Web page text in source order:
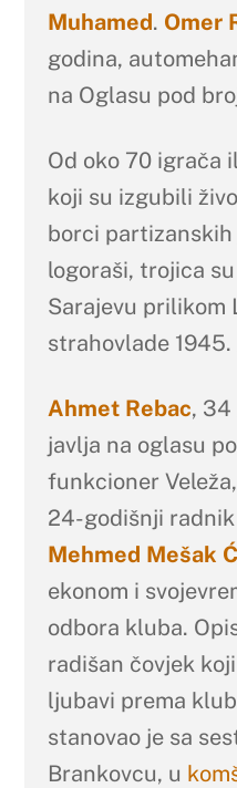
Muhamed. Omer
godina,
na Oglasu pod
Od oko 70 igrača
koji su izgubili
borci
logoraši, trojica
Sarajevu prilikom
strahovlade 1945.
Ahmet Rebac, 34
javlja na oglasu
funkcioner Veleža,
24-godišnji
Mehmed Mešak
ekonom i
odbora kluba.
radišan čovjek
ljubavi prema
stanovao je sa
Brankovcu, u